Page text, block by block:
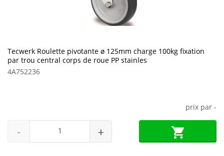
Tecwerk Roulette pivotante ø 125mm charge 100kg fixation
par trou central corps de roue PP stainles
4A752236
prix par -
- +